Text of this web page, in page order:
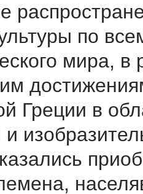
по
мира, в
Греции в